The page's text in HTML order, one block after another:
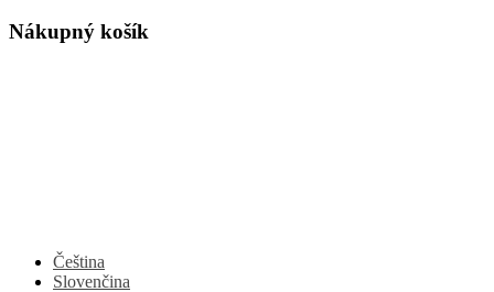
Nákupný košík
Čeština
Slovenčina